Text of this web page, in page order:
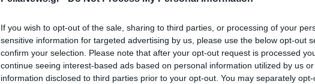
If you wish to opt-out of the sale, sharing to third parties, or processing of your
sensitive information for targeted advertising by us, please use the below opt-out
confirm your selection. Please note that after your opt-out request is processed
continue seeing interest-based ads based on personal information utilized by us
information disclosed to third parties prior to your opt-out. You may separately
επιστρέψει στη μικρή οθόνη με τον πιο απροσδόκητο